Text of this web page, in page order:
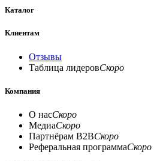
Каталог
Клиентам
Отзывы
Таблица лидеровСкоро
Компания
О насСкоро
МедиаСкоро
Партнёрам B2BСкоро
Реферальная программаСкоро